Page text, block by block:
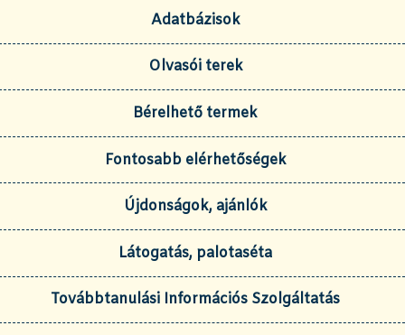
Adatbázisok
Olvasói terek
Bérelhető termek
Fontosabb elérhetőségek
Újdonságok, ajánlók
Látogatás, palotaséta
Továbbtanulási Információs Szolgáltatás